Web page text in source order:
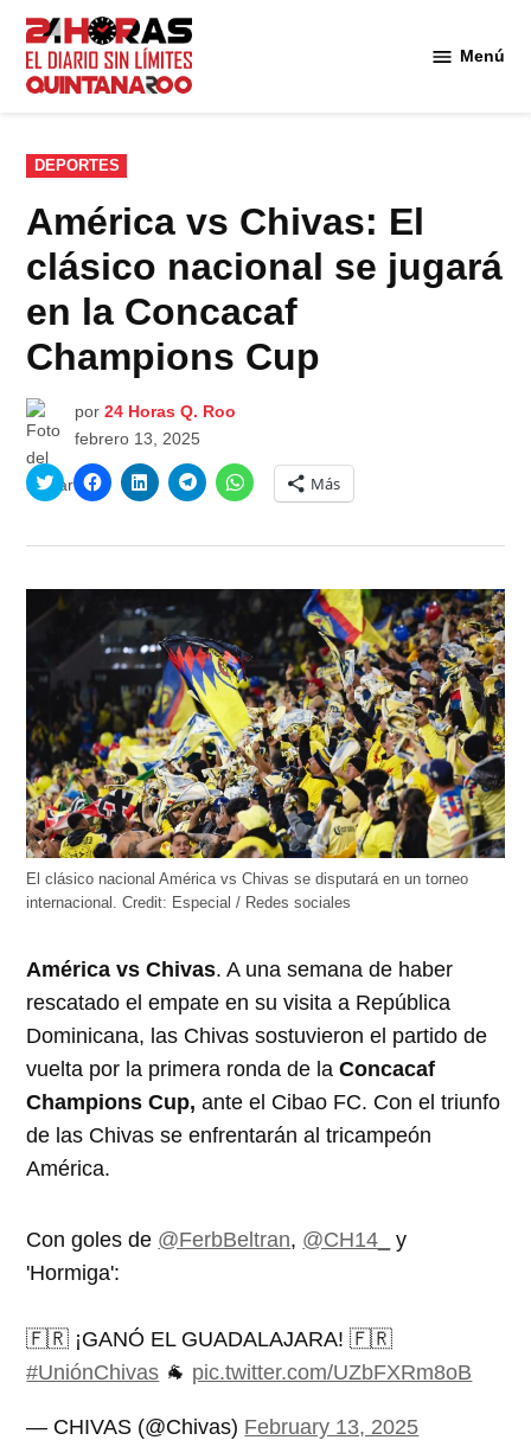
Saltar
contenido
Menú
PUBLICADO
EN
DEPORTES
América vs Chivas: El
clásico nacional se jugará
en la Concacaf
Champions Cup
por 24 Horas Q. Roo
febrero 13, 2025
Haz
clic
en
abre
en
una
ventana
nueva)
Haz
clic
en
abre
una
ventana
nueva)
Haz
clic
en
abre
en
una
ventana
nueva)
Haz
clic
en
abre
una
ventana
nueva)
Haz
clic
para
en
abre
en
una
ventana
nueva)
Más
El clásico nacional América vs Chivas se disputará en un torneo
internacional.Credit: Especial / Redes sociales
América vs Chivas. A una semana de haber
rescatado el empate en su visita a República
Dominicana, las Chivas sostuvieron el partido de
vuelta por la primera ronda de laConcacaf
Champions Cup, ante el Cibao FC. Con el triunfo
de las Chivas se enfrentarán al tricampeón
América.
Con goles de @FerbBeltran, @CH14_
y
'Hormiga':
🇫🇷 ¡GANÓ EL GUADALAJARA! 🇫🇷
#UniónChivas 🐐 pic.twitter.com/UZbFXRm8oB
— CHIVAS (@Chivas) February 13, 2025